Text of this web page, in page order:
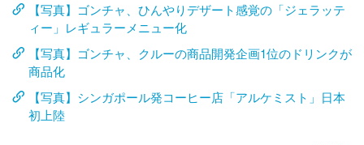
【写真】ゴンチャ、ひんやりデザート感覚の「ジェラッテ
ィー」レギュラーメニュー化
【写真】ゴンチャ、クルーの商品開発企画1位のドリンクが
商品化
【写真】シンガポール発コーヒー店「アルケミスト」日本
初上陸